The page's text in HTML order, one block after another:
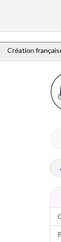
Création